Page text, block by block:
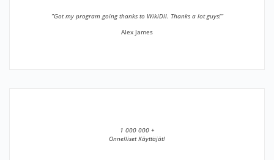
”Got my program going thanks to WikiDll. Thanks a lot guys!”
Alex James
1 000 000 +
Onnelliset Käyttäjät!